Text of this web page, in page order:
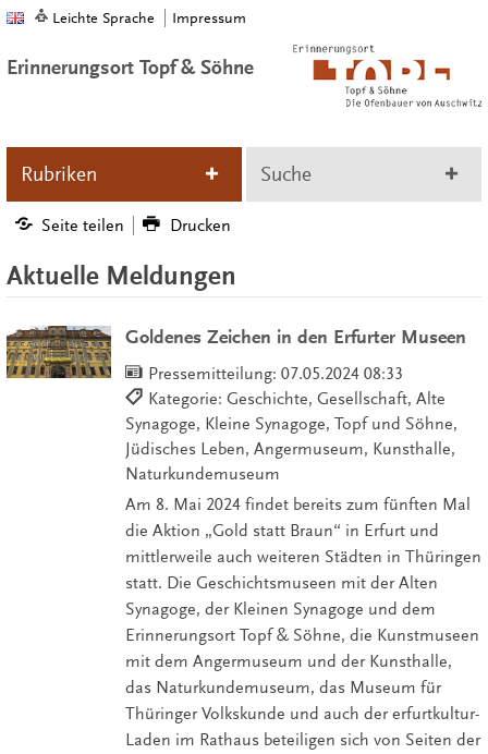
Leichte Sprache Impressum
Erinnerungsort Topf & Söhne
Rubriken Suche
Seite teilen Drucken
Aktuelle Meldungen
Goldenes Zeichen in den Erfurter Museen
Pressemitteilung: 07.05.2024 08:33
Kategorie: Geschichte, Gesellschaft, Alte
Synagoge, Kleine Synagoge, Topf und Söhne,
Jüdisches Leben, Angermuseum, Kunsthalle,
Naturkundemuseum
Am 8. Mai 2024 findet bereits zum fünften Mal
die Aktion „Gold statt Braun“ in Erfurt und
mittlerweile auch weiteren Städten in Thüringen
statt. Die Geschichtsmuseen mit der Alten
Synagoge, der Kleinen Synagoge und dem
Erinnerungsort Topf & Söhne, die Kunstmuseen
mit dem Angermuseum und der Kunsthalle,
das Naturkundemuseum, das Museum für
Thüringer Volkskunde und auch der erfurtkultur-
Laden im Rathaus beteiligen sich von Seiten der